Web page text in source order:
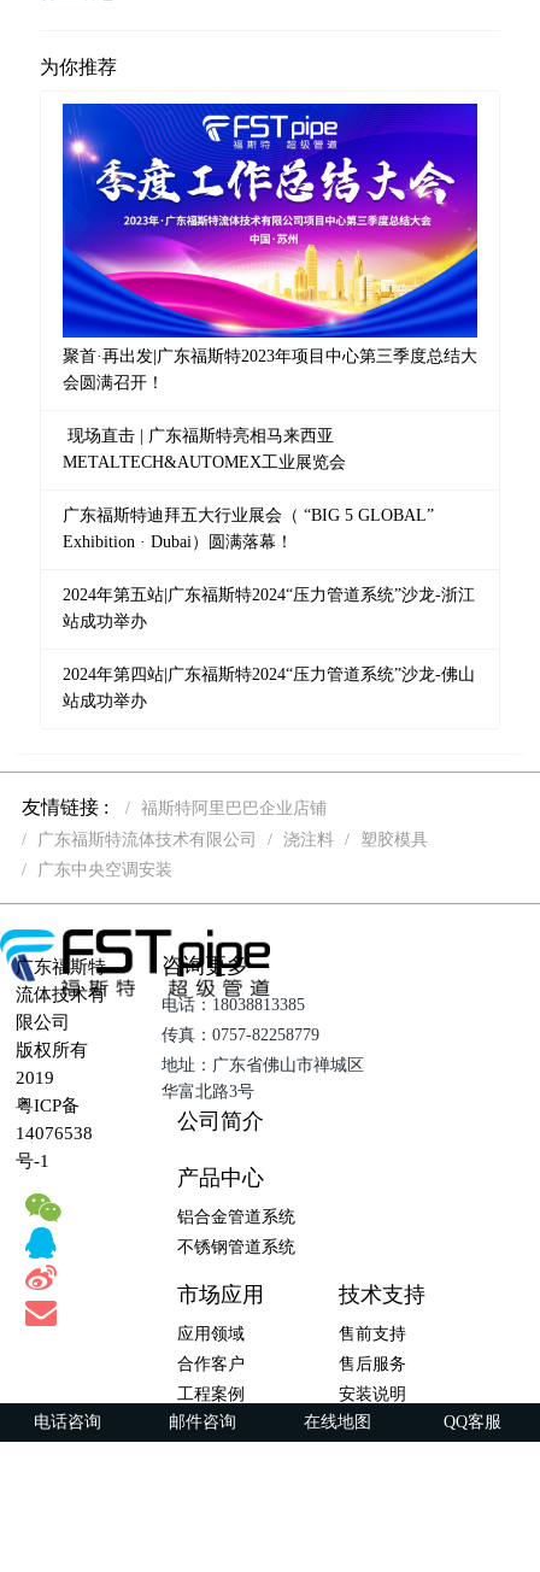
为你推荐
聚首·再出发|广东福斯特2023年项目中心第三季度总结大
会圆满召开！
现场直击 | 广东福斯特亮相马来西亚
METALTECH&AUTOMEX工业展览会
广东福斯特迪拜五大行业展会（ “BIG 5 GLOBAL”
Exhibition · Dubai）圆满落幕！
2024年第五站|广东福斯特2024“压力管道系统”沙龙-浙江
站成功举办
2024年第四站|广东福斯特2024“压力管道系统”沙龙-佛山
站成功举办
友情链接 :
福斯特阿里巴巴企业店铺
广东福斯特流体技术有限公司
浇注料
塑胶模具
广东中央空调安装
广东福斯特
流体技术有
限公司
版权所有
2019
粤ICP备
14076538
号-1
咨询更多
电话：18038813385
传真：0757-82258779
地址：广东省佛山市禅城区
华富北路3号
公司简介
产品中心
铝合金管道系统
不锈钢管道系统
市场应用
应用领域
合作客户
工程案例
技术支持
售前支持
售后服务
安装说明
资料下载
电话咨询 邮件咨询 在线地图 QQ客服